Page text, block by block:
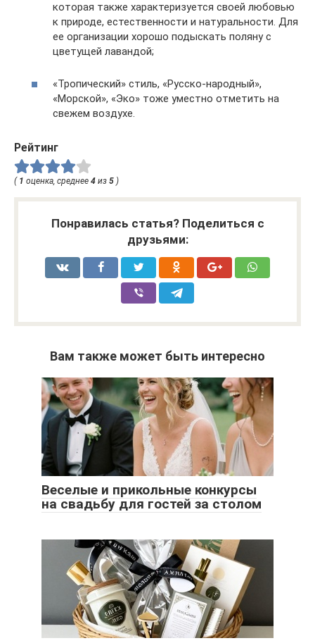
которая также характеризуется своей любовью
к природе, естественности и натуральности. Для
ее организации хорошо подыскать поляну с
цветущей лавандой;
«Тропический» стиль, «Русско-народный»,
«Морской», «Эко» тоже уместно отметить на
свежем воздухе.
Рейтинг
( 1 оценка, среднее 4 из 5 )
Понравилась статья? Поделиться с
друзьями:
Вам также может быть интересно
Веселые и прикольные конкурсы
на свадьбу для гостей за столом